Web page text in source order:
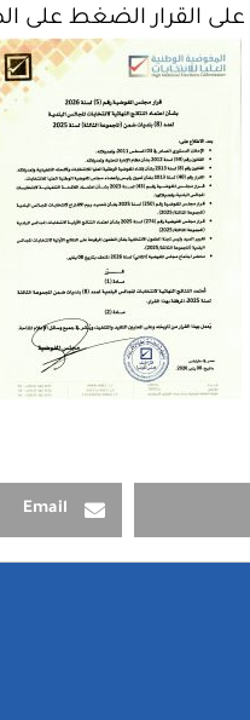
على القرار الضغط على
Email